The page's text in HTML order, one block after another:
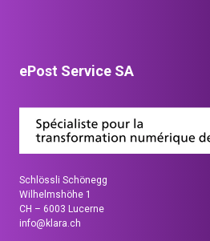
ePost Service SA
Schlössli Schönegg
Wilhelmshöhe 1
CH – 6003 Lucerne
info@klara.ch